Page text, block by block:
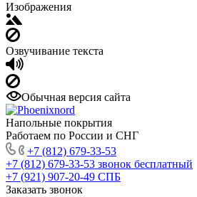
Изображения
Озвучивание текста
Обычная версия сайта
Напольные покрытия
Работаем по России и СНГ
+7 (812) 679-33-53
+7 (812) 679-33-53 звонок бесплатный
+7 (921) 907-20-49 СПБ
Заказать звонок